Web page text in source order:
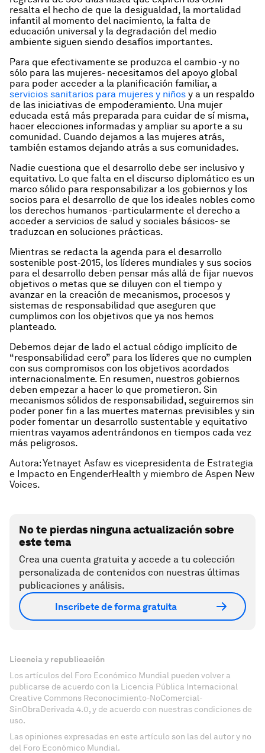
resalta el hecho de que la desigualdad, la mortalidad
infantil al momento del nacimiento, la falta de
educación universal y la degradación del medio
ambiente siguen siendo desafíos importantes.
Para que efectivamente se produzca el cambio -y no
sólo para las mujeres- necesitamos del apoyo global
para poder acceder a la planificación familiar, a
servicios sanitarios para mujeres y niños y a un respaldo
de las iniciativas de empoderamiento. Una mujer
educada está más preparada para cuidar de sí misma,
hacer elecciones informadas y ampliar su aporte a su
comunidad. Cuando dejamos a las mujeres atrás,
también estamos dejando atrás a sus comunidades.
Nadie cuestiona que el desarrollo debe ser inclusivo y
equitativo. Lo que falta en el discurso diplomático es un
marco sólido para responsabilizar a los gobiernos y los
socios para el desarrollo de que los ideales nobles como
los derechos humanos -particularmente el derecho a
acceder a servicios de salud y sociales básicos- se
traduzcan en soluciones prácticas.
Mientras se redacta la agenda para el desarrollo
sostenible post-2015, los líderes mundiales y sus socios
para el desarrollo deben pensar más allá de fijar nuevos
objetivos o metas que se diluyen con el tiempo y
avanzar en la creación de mecanismos, procesos y
sistemas de responsabilidad que aseguren que
cumplimos con los objetivos que ya nos hemos
planteado.
Debemos dejar de lado el actual código implícito de
“responsabilidad cero” para los líderes que no cumplen
con sus compromisos con los objetivos acordados
internacionalmente. En resumen, nuestros gobiernos
deben empezar a hacer lo que prometieron. Sin
mecanismos sólidos de responsabilidad, seguiremos sin
poder poner fin a las muertes maternas previsibles y sin
poder fomentar un desarrollo sustentable y equitativo
mientras vayamos adentrándonos en tiempos cada vez
más peligrosos.
Autora: Yetnayet Asfaw es vicepresidenta de Estrategia
e Impacto en EngenderHealth y miembro de Aspen New
Voices.
No te pierdas ninguna actualización sobre
este tema
Crea una cuenta gratuita y accede a tu colección
personalizada de contenidos con nuestras últimas
publicaciones y análisis.
Inscríbete de forma gratuita
Licencia y republicación
Los artículos del Foro Económico Mundial pueden volver a
publicarse de acuerdo con la Licencia Pública Internacional
Creative Commons Reconocimiento-NoComercial-
SinObraDerivada 4.0, y de acuerdo con nuestras condiciones de
uso.
Las opiniones expresadas en este artículo son las del autor y no
del Foro Económico Mundial.